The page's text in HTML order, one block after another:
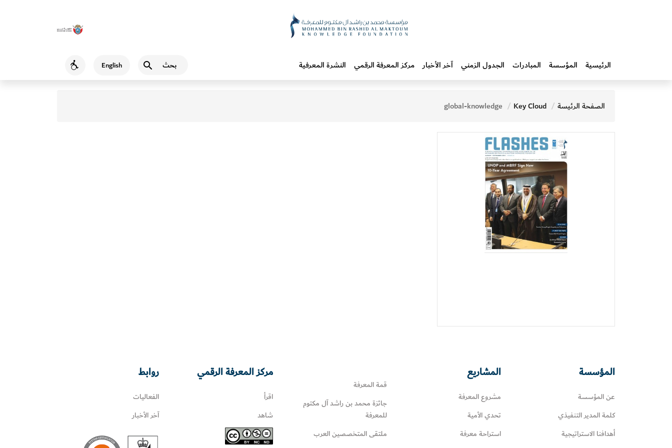
English
Accessibility الرئيسية المؤسسة المبادرات‎ الجدول الزمني آخر الأخبار مركز المعرفة الرقمي النشرة المعرفية
الصفحة الرئيسة Key Cloud
global-knowledge
المؤسسة
عن المؤسسة
كلمة المدير التنفيذي
أهدافنا الاستراتيجية
المشاريع
مشروع المعرفة
تحدي الأمية
استراحة معرفة
قمة المعرفة
جائزة محمد بن راشد آل مكتوم
للمعرفة
ملتقى المتخصصين العرب
مركز المعرفة الرقمي
اقرأ
شاهد
روابط
الفعاليات
آخر الأخبار